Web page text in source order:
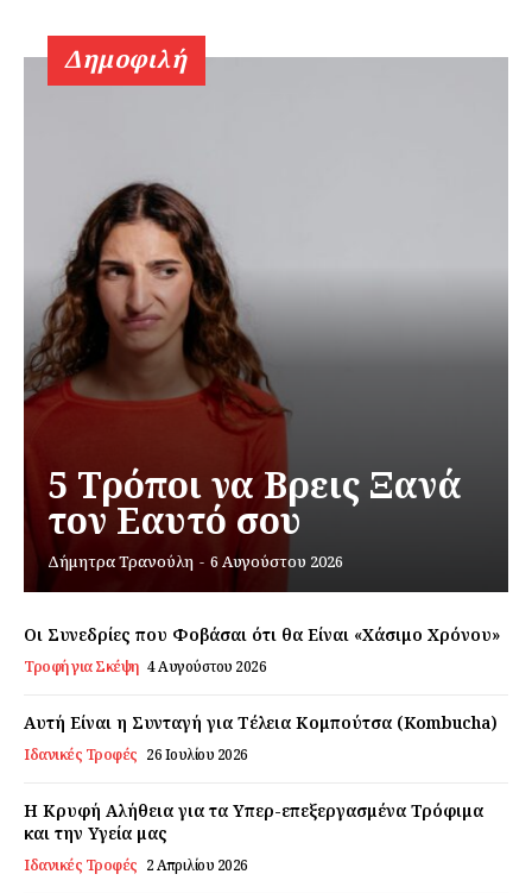
Daily Food
Αποποίηση Ευθυνών
Ο λογαριασμός μου
Δημοφιλή
5 Τρόποι να Βρεις Ξανά
τον Εαυτό σου
Δήμητρα Τρανούλη - 6 Αυγούστου 2026
Οι Συνεδρίες που Φοβάσαι ότι θα Είναι «Χάσιμο Χρόνου»
Τροφή για Σκέψη 4 Αυγούστου 2026
Αυτή Είναι η Συνταγή για Τέλεια Κομπούτσα (Kombucha)
Ιδανικές Τροφές 26 Ιουλίου 2026
Η Κρυφή Αλήθεια για τα Υπερ-επεξεργασμένα Τρόφιμα
και την Υγεία μας
Ιδανικές Τροφές 2 Απριλίου 2026